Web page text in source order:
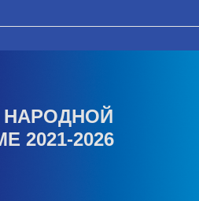
НАРОДНОЙ
2021-2026